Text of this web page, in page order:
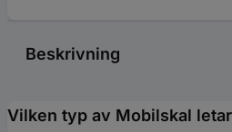
Beskrivning
Vilken typ av Mobilskal